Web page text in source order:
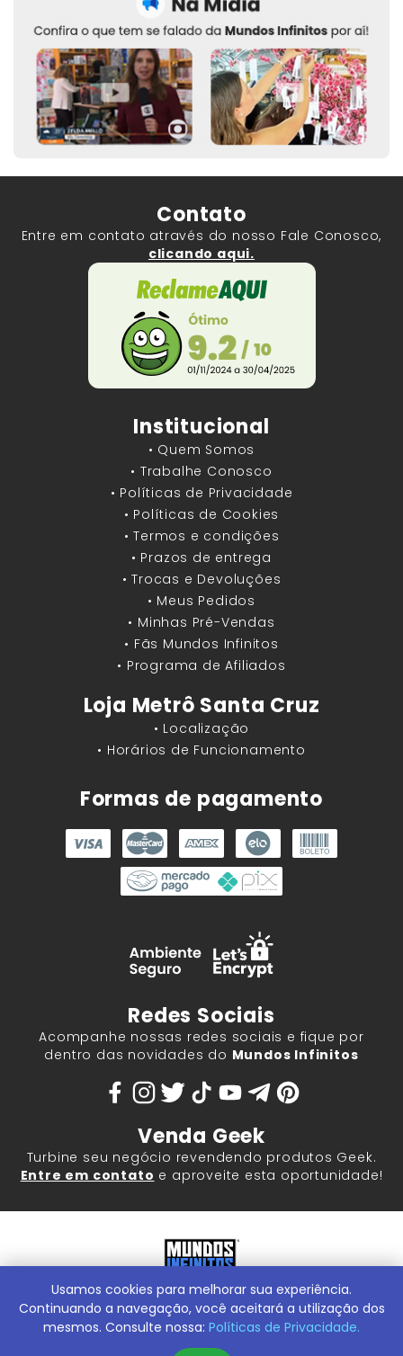
Contato
Entre em contato através do nosso Fale Conosco,
clicando aqui.
Institucional
• Quem Somos
• Trabalhe Conosco
• Políticas de Privacidade
• Políticas de Cookies
• Termos e condições
• Prazos de entrega
• Trocas e Devoluções
• Meus Pedidos
• Minhas Pré-Vendas
• Fãs Mundos Infinitos
• Programa de Afiliados
Loja Metrô Santa Cruz
• Localização
• Horários de Funcionamento
Formas de pagamento
Redes Sociais
Acompanhe nossas redes sociais e fique por
dentro das novidades do Mundos Infinitos
Venda Geek
Turbine seu negócio revendendo produtos Geek.
Entre em contato e aproveite esta oportunidade!
Mundos Infinitos - Publicações e Geek Store |ContentStuff
Publicações e Assinaturas Ltda. CNPJ - 05.859.917/0001-60.
Conheça nossa Loja Física:Rua Machado Bitencourt, 291 -
Usamos cookies para melhorar sua experiência.
Continuando a navegação, você aceitará a utilização dos
mesmos. Consulte nossa: Políticas de Privacidade.